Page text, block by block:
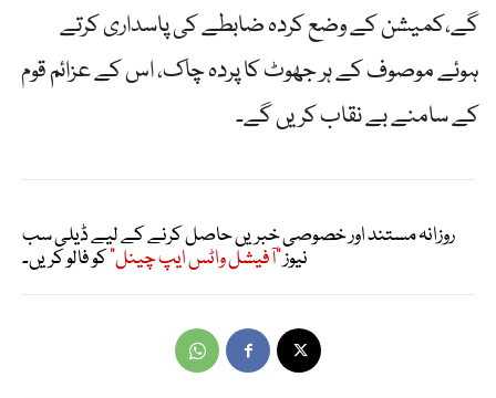
گے،کمیشن کے وضع کردہ ضابطے کی پاسداری کرتے
ہوئے موصوف کے ہر جھوٹ کا پردہ چاک، اس کے عزائم قوم
کے سامنے بے نقاب کریں گے۔
روزانہ مستند اور خصوصی خبریں حاصل کرنے کے لیے ڈیلی سب
نیوز"آفیشل واٹس ایپ چینل"کو فالو کریں۔